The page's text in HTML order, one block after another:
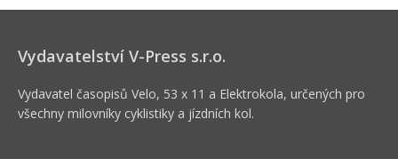
Vydavatelství V-Press s.r.o.
Vydavatel časopisů Velo, 53 x 11 a Elektrokola, určených pro
všechny milovníky cyklistiky a jízdních kol.